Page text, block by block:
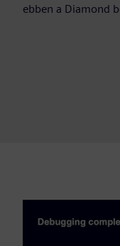
ebben a Diamond